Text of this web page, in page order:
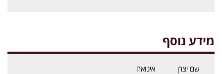
מידע נוסף
שם יצרן אינואה